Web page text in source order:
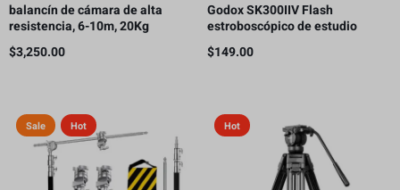
balancín de cámara de alta
resistencia, 6-10m, 20Kg
$3,250.00
Godox SK300IIV Flash
estroboscópico de estudio
fotográfico, 300 Ws GN58 5700K
Bowens
$149.00
Sale Hot Hot